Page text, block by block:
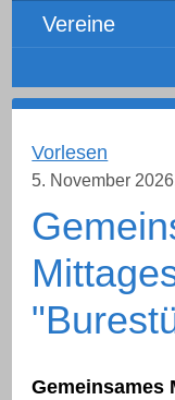
Vereine
Vorlesen
5. November 2026
Gemeinsames